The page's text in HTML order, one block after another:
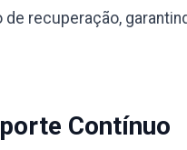
recuperação,
Contínuo